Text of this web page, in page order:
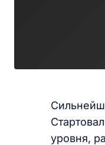
уровня,